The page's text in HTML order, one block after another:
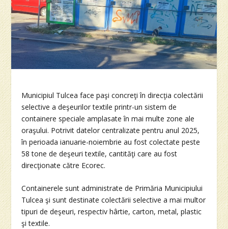
Municipiul Tulcea face paşi concreţi în direcţia colectării
selective a deşeurilor textile printr-un sistem de
containere speciale amplasate în mai multe zone ale
oraşului. Potrivit datelor centralizate pentru anul 2025,
în perioada ianuarie-noiembrie au fost colectate peste
58 tone de deşeuri textile, cantităţi care au fost
direcţionate către Ecorec.
Containerele sunt administrate de Primăria Municipiului
Tulcea şi sunt destinate colectării selective a mai multor
tipuri de deşeuri, respectiv hârtie, carton, metal, plastic
şi textile.